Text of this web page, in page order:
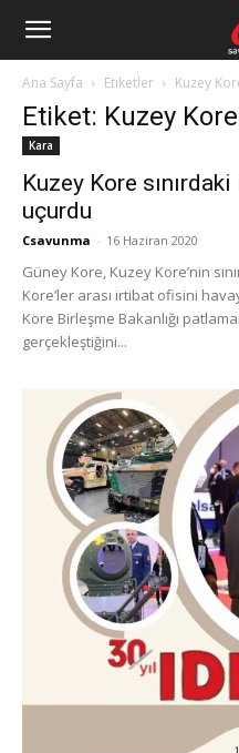
Ana Sayfa Etiketler Kuzey
Etiket: Kuzey
Kara
Kuzey Kore
uçurdu
Csavunma - 16 Haziran 2020
Güney Kore, Kuzey Kore’nin
Kore’ler arası irtibat ofisini
Kore Birleşme Bakanlığı
gerçekleştiğini...